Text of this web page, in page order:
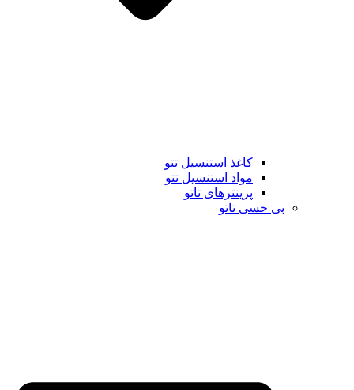
کاغذ استنسیل تتو
مواد استنسیل تتو
پرینترهای تاتو
بی حسی تاتو